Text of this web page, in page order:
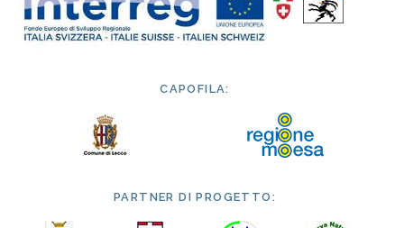
CAPOFILA:
PARTNER DI PROGETTO: